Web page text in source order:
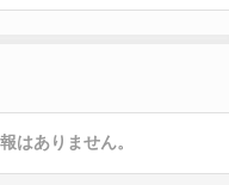
はありません。